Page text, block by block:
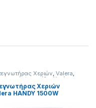
Χεριών, Valera,
Φροντίδα ,Υγεία-
Χεριών
HANDY 1500W